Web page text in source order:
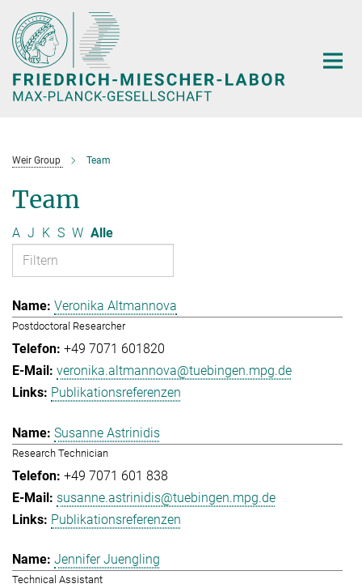
Hauptinhalt
Weir Group Team
Team
A J K S W Alle
Veronika Altmannova
Postdoctoral Researcher
+49 7071 601820
veronika.altmannova@tuebingen.mpg.de
Publikationsreferenzen
Susanne Astrinidis
Research Technician
+49 7071 601 838
susanne.astrinidis@tuebingen.mpg.de
Publikationsreferenzen
Jennifer Juengling
Technical Assistant